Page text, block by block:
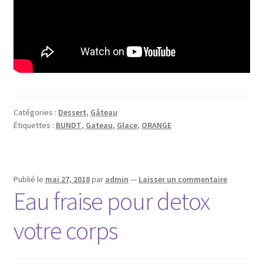
Catégories : Dessert, Gâteau
Étiquettes : BUNDT, Gateau, Glace, ORANGE
Publié le mai 27, 2018par admin — Laisser un commentaire
Eau fraise pour detox
votre corps